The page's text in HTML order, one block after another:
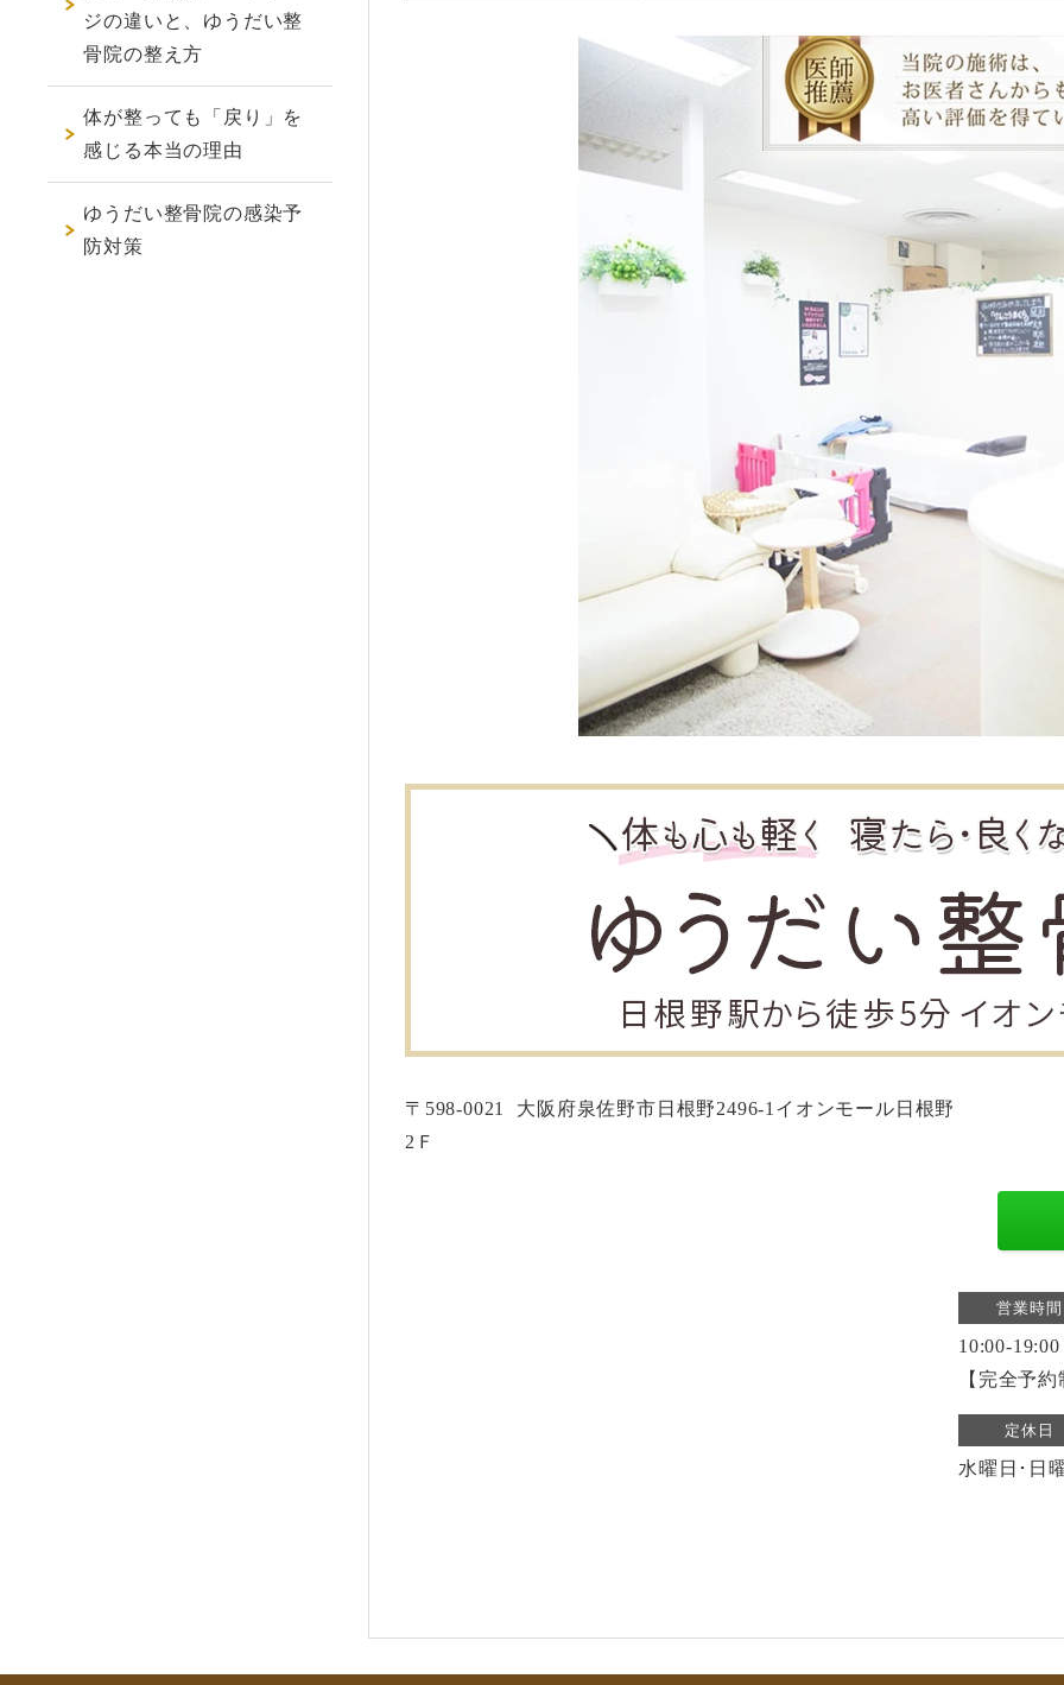
営業時間
10:00-19:00
【完全予
定休日
水曜日･日
〒598-0021
大阪府泉佐野市日根野2496-1イオンモール日根野
2Ｆ
ジの違いと、ゆうだい整
骨院の整え方
体が整っても「戻り」を
感じる本当の理由
ゆうだい整骨院の感染予
防対策